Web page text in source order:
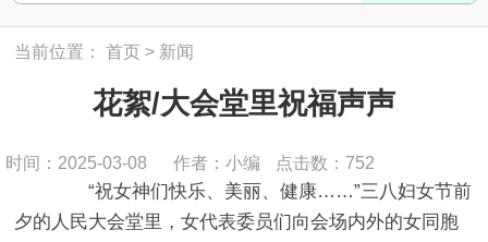
当前位置：首页 > 新闻
花絮/大会堂里祝福声声
时间：2025-03-08 作者：小编 点击数： 752
“祝女神们快乐、美丽、健康……”三八妇女节前
夕的人民大会堂里，女代表委员们向会场内外的女同胞